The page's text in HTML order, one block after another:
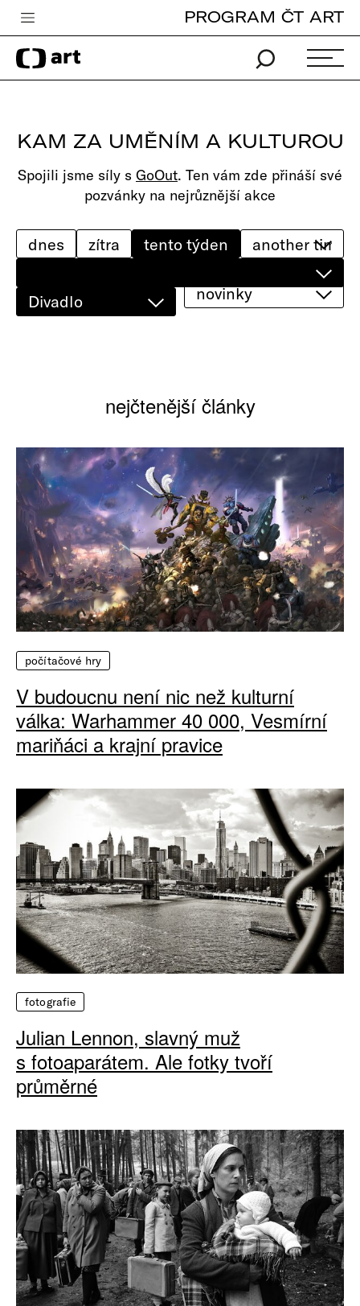
Česká televize
Zpravodajství
iVysílání
TV program
edu
PROGRAM ČT ART
KAM ZA UMĚNÍM A KULTUROU
Spojili jsme síly s GoOut. Ten vám zde přináší své
pozvánky na nejrůznější akce
Divadlo
dnes zítra tento týden
novinky
nejčtenější články
počítačové hry
V budoucnu není nic než kulturní
válka: Warhammer 40 000, Vesmírní
mariňáci a krajní pravice
fotografie
Julian Lennon, slavný muž
s fotoaparátem. Ale fotky tvoří
průměrné